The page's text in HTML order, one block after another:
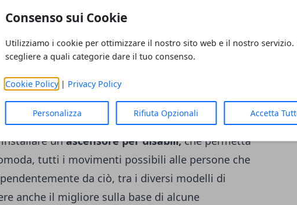
Consenso sui Cookie
Utilizziamo i cookie per ottimizzare il nostro sito web e il nostro servizio.
scegliere a quali categorie dare il tuo consenso.
Cookie Policy| Privacy Policy
Personalizza Rifiuta Opzionali Accetta
di un sopralluogo, l'effettiva fattibilità
sarà possibile scegliere quale sia il
è in grado di rispondere alle proprie
tipologie di
ascensore e piattaforme
base delle esigenze che si hanno e della
si amministra. Se, ad esempio, si vive
che presenta disabilità, una scelta corretta
installare unascensore per disabili,che permetta
tutti i movimenti possibili alle persone che
da ciò, tra i diversi modelli di
anche il migliore sulla base di alcune